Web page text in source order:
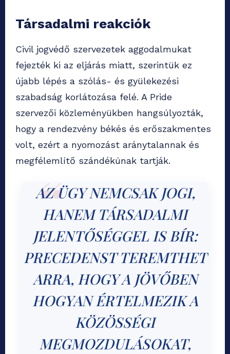
Társadalmi reakciók
Civil jogvédő szervezetek aggodalmukat
fejezték ki az eljárás miatt, szerintük ez
újabb lépés a szólás- és gyülekezési
szabadság korlátozása felé. A Pride
szervezői közleményükben hangsúlyozták,
hogy a rendezvény békés és erőszakmentes
volt, ezért a nyomozást aránytalannak és
megfélemlítő szándékúnak tartják.
AZ ÜGY NEMCSAK JOGI,
HANEM TÁRSADALMI
JELENTŐSÉGGEL IS BÍR:
PRECEDENST TEREMTHET
ARRA, HOGY A JÖVŐBEN
HOGYAN ÉRTELMEZIK A
KÖZÖSSÉGI
MEGMOZDULÁSOKAT,